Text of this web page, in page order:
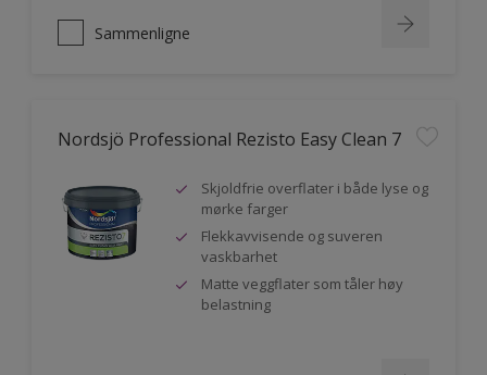
Sammenligne
Nordsjö Professional Rezisto Easy Clean 7
Skjoldfrie overflater i både lyse og
mørke farger
Flekkavvisende og suveren
vaskbarhet
Matte veggflater som tåler høy
belastning